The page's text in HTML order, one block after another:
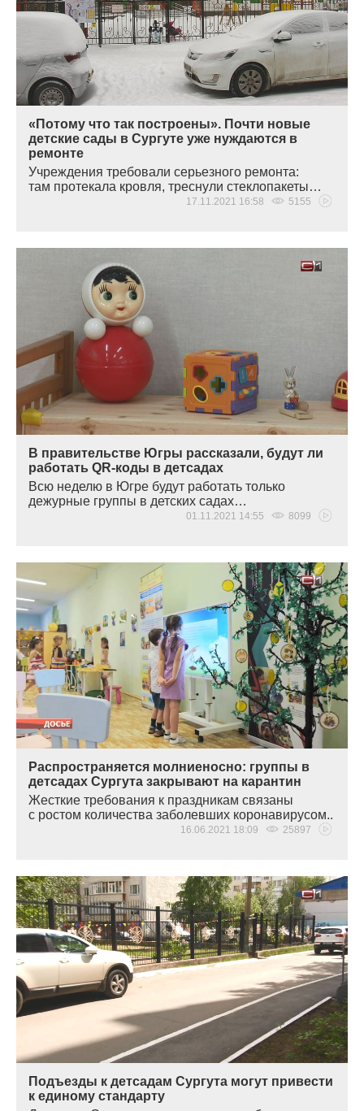
«Потому что так построены». Почти новые
детские сады в Сургуте уже нуждаются в
ремонте
Учреждения требовали серьезного ремонта:
там протекала кровля, треснули стеклопакеты…
17.11.2021 16:58 5155
В правительстве Югры рассказали, будут ли
работать QR-коды в детсадах
Всю неделю в Югре будут работать только
дежурные группы в детских садах…
01.11.2021 14:55 8099
Распространяется молниеносно: группы в
детсадах Сургута закрывают на карантин
Жесткие требования к праздникам связаны
с ростом количества заболевших коронавирусом..
16.06.2021 18:09 25897
Подъезды к детсадам Сургута могут привести
к единому стандарту